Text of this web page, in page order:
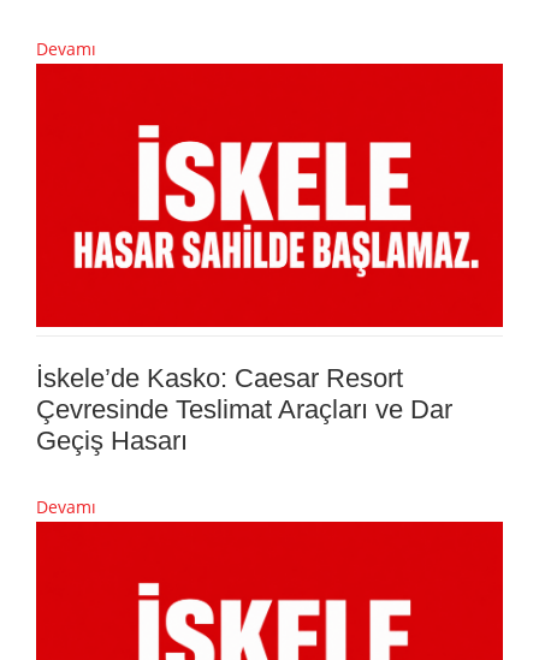
Devamı
İskele’de Kasko: Caesar Resort
Çevresinde Teslimat Araçları ve Dar
Geçiş Hasarı
Devamı